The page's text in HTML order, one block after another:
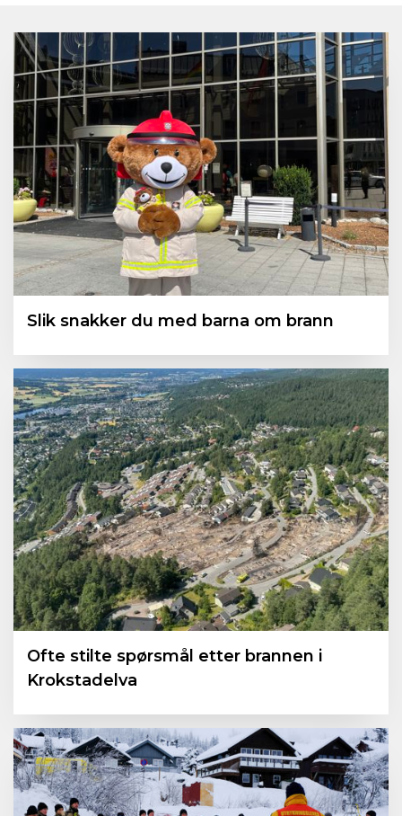
Slik snakker du med barna om brann
Ofte stilte spørsmål etter brannen i
Krokstadelva